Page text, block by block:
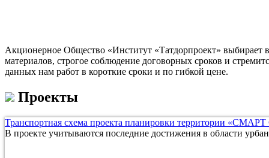
Акционерное Общество «Институт «Татдорпроект» выбирает
материалов, строгое соблюдение договорных сроков и
данных нам работ в короткие сроки и по гибкой цене.
Проекты
Транспортная схема проекта планировки территории
В проекте учитываются последние достижения в области